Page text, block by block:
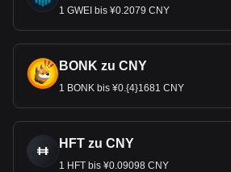
1 GWEI bis ¥0.2079 CNY
BONK zu CNY
1 BONK bis ¥0.{4}1681 CNY
HFT zu CNY
1 HFT bis ¥0.09098 CNY